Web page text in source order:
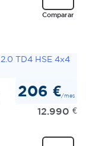
Comparar
206 €/mes
12.990 €